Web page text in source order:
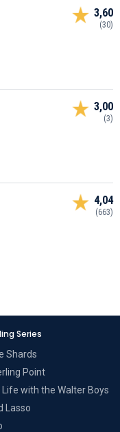
3,60
(30)
3,00
(3)
4,04
(663)
Series
Shards
Point
Life with the Walter Boys
Lasso